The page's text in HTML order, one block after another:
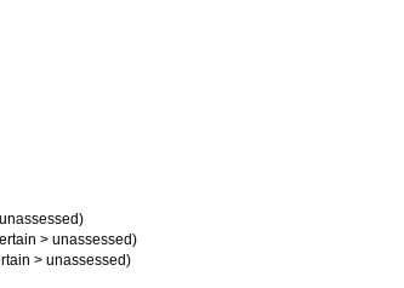
unassessed)
>unassessed)
>unassessed)